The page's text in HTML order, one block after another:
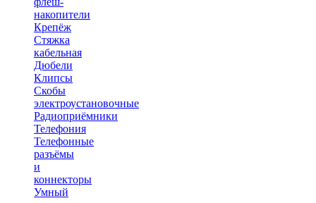
накопители
Крепёж
Стяжка
кабельная
Дюбели
Клипсы
Скобы
электроустановочные
Радиоприёмники
Телефония
Телефонные
разъёмы
и
коннекторы
Умный